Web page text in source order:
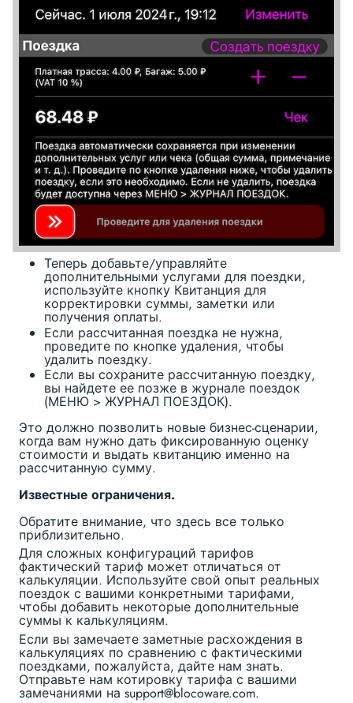
Теперь добавьте/управляйте
дополнительными услугами для поездки,
используйте кнопку Квитанция для
корректировки суммы, заметки или
получения оплаты.
Если рассчитанная поездка не нужна,
проведите по кнопке удаления, чтобы
удалить поездку.
Если вы сохраните рассчитанную поездку,
вы найдете ее позже в журнале поездок
(МЕНЮ > ЖУРНАЛ ПОЕЗДОК).
Это должно позволить новые бизнес-сценарии,
когда вам нужно дать фиксированную оценку
стоимости и выдать квитанцию именно на
рассчитанную сумму.
Известные ограничения.
Обратите внимание, что здесь все только
приблизительно.
Для сложных конфигураций тарифов
фактический тариф может отличаться от
калькуляции. Используйте свой опыт реальных
поездок с вашими конкретными тарифами,
чтобы добавить некоторые дополнительные
суммы к калькуляциям.
Если вы замечаете заметные расхождения в
калькуляциях по сравнению с фактическими
поездками, пожалуйста, дайте нам знать.
Отправьте нам котировку тарифа с вашими
замечаниями на support@blocoware.com.